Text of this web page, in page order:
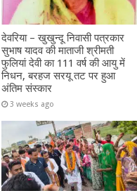
देवरिया – खुखुन्दू निवासी पत्रकार
सुभाष यादव की माताजी श्रीमती
फुलियां देवी का 111 वर्ष की आयु में
निधन, बरहज सरयू तट पर हुआ
अंतिम संस्कार
3 weeks ago